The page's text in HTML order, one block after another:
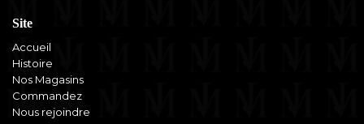
Site
Accueil
Histoire
Nos Magasins
Commandez
Nous rejoindre